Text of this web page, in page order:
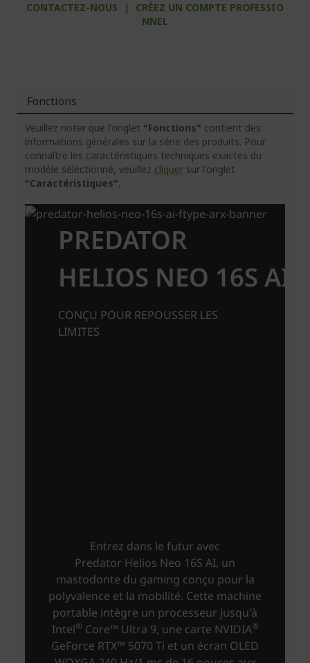
CONTACTEZ-NOUS |
CRÉEZ UN COMPTE PROFESSIO
NNEL
Fonctions
Veuillez noter que l'onglet "Fonctions" contient des
informations générales sur la série des produits. Pour
connaître les caractéristiques techniques exactes du
modèle sélectionné, veuillez cliquer sur l'onglet
"Caractéristiques".